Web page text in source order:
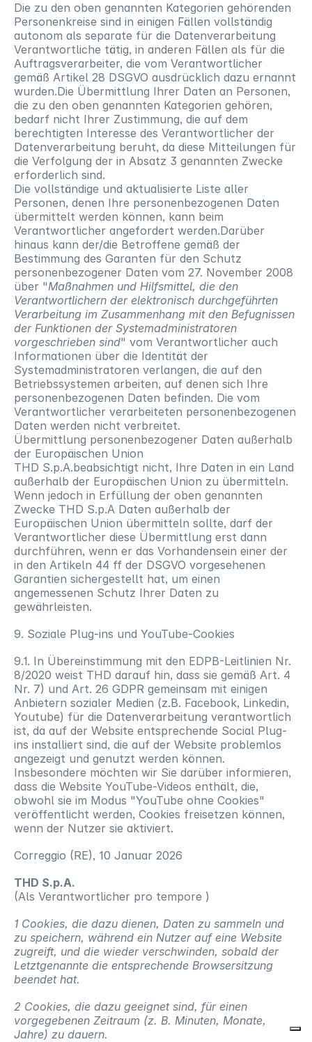
Die zu den oben genannten Kategorien gehörenden
Personenkreise sind in einigen Fällen vollständig
autonom als separate für die Datenverarbeitung
Verantwortliche tätig, in anderen Fällen als für die
Auftragsverarbeiter, die vom Verantwortlicher
gemäß Artikel 28 DSGVO ausdrücklich dazu ernannt
wurden.Die Übermittlung Ihrer Daten an Personen,
die zu den oben genannten Kategorien gehören,
bedarf nicht Ihrer Zustimmung, die auf dem
berechtigten Interesse des Verantwortlicher der
Datenverarbeitung beruht, da diese Mitteilungen für
die Verfolgung der in Absatz 3 genannten Zwecke
erforderlich sind.
Die vollständige und aktualisierte Liste aller
Personen, denen Ihre personenbezogenen Daten
übermittelt werden können, kann beim
Verantwortlicher angefordert werden.Darüber
hinaus kann der/die Betroffene gemäß der
Bestimmung des Garanten für den Schutz
personenbezogener Daten vom 27. November 2008
über "Maßnahmen und Hilfsmittel, die den
Verantwortlichern der elektronisch durchgeführten
Verarbeitung im Zusammenhang mit den Befugnissen
der Funktionen der Systemadministratoren
vorgeschrieben sind" vom Verantwortlicher auch
Informationen über die Identität der
Systemadministratoren verlangen, die auf den
Betriebssystemen arbeiten, auf denen sich Ihre
personenbezogenen Daten befinden. Die vom
Verantwortlicher verarbeiteten personenbezogenen
Daten werden nicht verbreitet.
Übermittlung personenbezogener Daten außerhalb
der Europäischen Union
THD S.p.A.beabsichtigt nicht, Ihre Daten in ein Land
außerhalb der Europäischen Union zu übermitteln.
Wenn jedoch in Erfüllung der oben genannten
Zwecke THD S.p.A Daten außerhalb der
Europäischen Union übermitteln sollte, darf der
Verantwortlicher diese Übermittlung erst dann
durchführen, wenn er das Vorhandensein einer der
in den Artikeln 44 ff der DSGVO vorgesehenen
Garantien sichergestellt hat, um einen
angemessenen Schutz Ihrer Daten zu
gewährleisten.
9. Soziale Plug-ins und YouTube-Cookies
9.1. In Übereinstimmung mit den EDPB-Leitlinien Nr.
8/2020 weist THD darauf hin, dass sie gemäß Art. 4
Nr. 7) und Art. 26 GDPR gemeinsam mit einigen
Anbietern sozialer Medien (z.B. Facebook, Linkedin,
Youtube) für die Datenverarbeitung verantwortlich
ist, da auf der Website entsprechende Social Plug-
ins installiert sind, die auf der Website problemlos
angezeigt und genutzt werden können.
Insbesondere möchten wir Sie darüber informieren,
dass die Website YouTube-Videos enthält, die,
obwohl sie im Modus "YouTube ohne Cookies"
veröffentlicht werden, Cookies freisetzen können,
wenn der Nutzer sie aktiviert.
Correggio (RE), 10 Januar 2026
THD S.p.A.
(Als Verantwortlicher pro tempore )
1 Cookies, die dazu dienen, Daten zu sammeln und
zu speichern, während ein Nutzer auf eine Website
zugreift, und die wieder verschwinden, sobald der
Letztgenannte die entsprechende Browsersitzung
beendet hat.
2 Cookies, die dazu geeignet sind, für einen
vorgegebenen Zeitraum (z. B. Minuten, Monate,
Jahre) zu dauern.